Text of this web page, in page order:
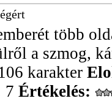
több
a szmog,
karakter
7 Értékelés: